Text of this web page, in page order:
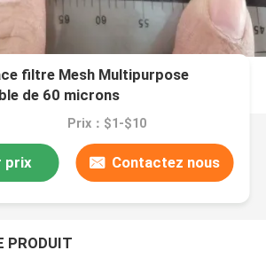
filtre Mesh Multipurpose
de 60 microns
Prix：$1-$10
prix Contactez nous
PRODUIT